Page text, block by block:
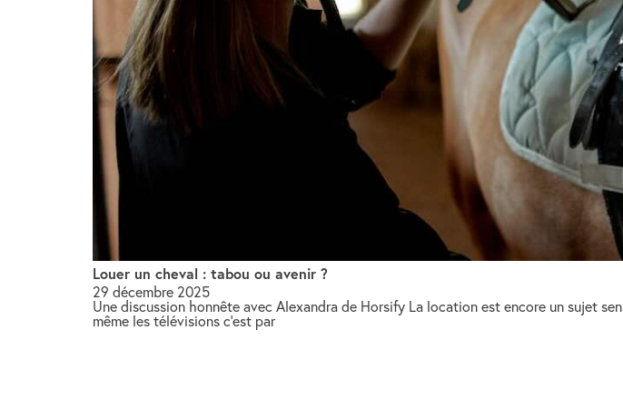
Louer un cheval : tabou ou avenir ?
29 décembre 2025
Une discussion honnête avec Alexandra de Horsify La location est encore un sujet
même les télévisions c’est par